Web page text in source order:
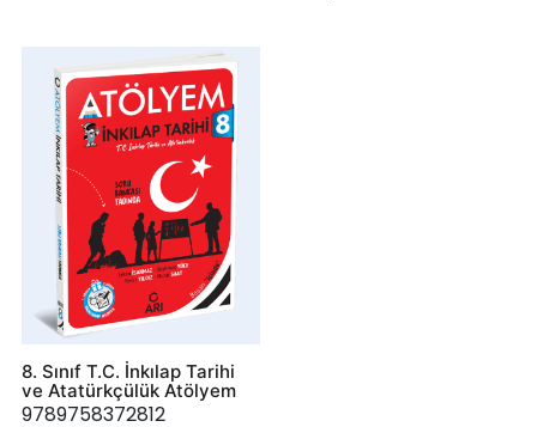
8. Sınıf T.C. İnkılap Tarihi
ve Atatürkçülük Atölyem
9789758372812